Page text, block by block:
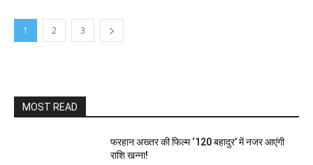
1 2 3
MOST READ
फरहान अख्तर की फिल्म ‘120 बहादुर’ में नजर आएंगी
राशि खन्ना!